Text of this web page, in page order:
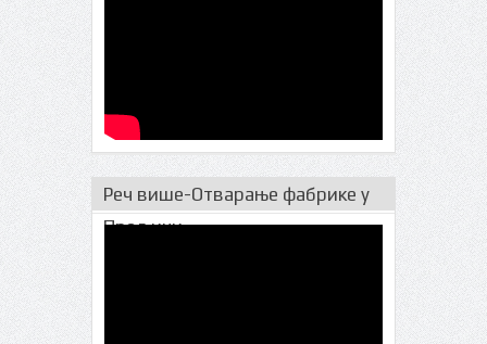
Реч више-Отварање фабрике у
Прељини